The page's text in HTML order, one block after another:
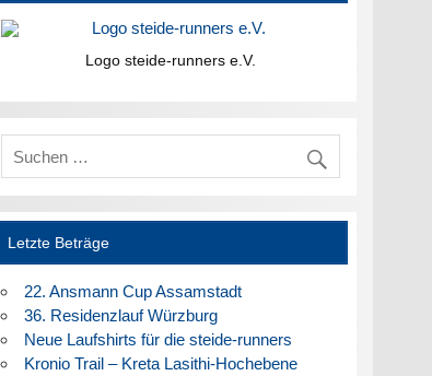
Logo steide-runners e.V.
Letzte Beträge
22. Ansmann Cup Assamstadt
36. Residenzlauf Würzburg
Neue Laufshirts für die steide-runners
Kronio Trail – Kreta Lasithi-Hochebene